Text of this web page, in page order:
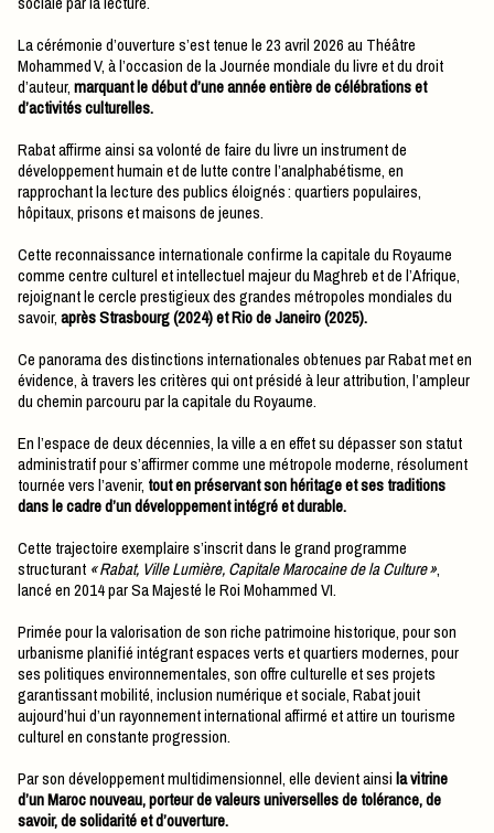
La cérémonie d’ouverture s’est tenue le 23 avril 2026 au Théâtre
Mohammed V, à l’occasion de la Journée mondiale du livre et du droit
d’auteur,marquant le début d’une année entière de célébrations et
d’activités culturelles.
Rabat affirme ainsi sa volonté de faire du livre un instrument de
développement humain et de lutte contre l’analphabétisme, en
rapprochant la lecture des publics éloignés : quartiers populaires,
hôpitaux, prisons et maisons de jeunes.
Cette reconnaissance internationale confirme la capitale du Royaume
comme centre culturel et intellectuel majeur du Maghreb et de l’Afrique,
rejoignant le cercle prestigieux des grandes métropoles mondiales du
savoir,après Strasbourg (2024) et Rio de Janeiro (2025).
Ce panorama des distinctions internationales obtenues par Rabat met en
évidence, à travers les critères qui ont présidé à leur attribution, l’ampleur
du chemin parcouru par la capitale du Royaume.
En l’espace de deux décennies, la ville a en effet su dépasser son statut
administratif pour s’affirmer comme une métropole moderne, résolument
tournée vers l’avenir, tout en préservant son héritage et ses traditions
dans le cadre d’un développement intégré et durable.
Cette trajectoire exemplaire s’inscrit dans le grand programme
structurant «Rabat, Ville Lumière, Capitale Marocaine de la Culture»,
lancé en 2014 par Sa Majesté le Roi Mohammed VI.
Primée pour la valorisation de son riche patrimoine historique, pour son
urbanisme planifié intégrant espaces verts et quartiers modernes, pour
ses politiques environnementales, son offre culturelle et ses projets
garantissant mobilité, inclusion numérique et sociale, Rabat jouit
aujourd’hui d’un rayonnement international affirmé et attire un tourisme
culturel en constante progression.
Par son développement multidimensionnel, elle devient ainsila vitrine
d’un Maroc nouveau, porteur de valeurs universelles de tolérance, de
savoir, de solidarité et d’ouverture.